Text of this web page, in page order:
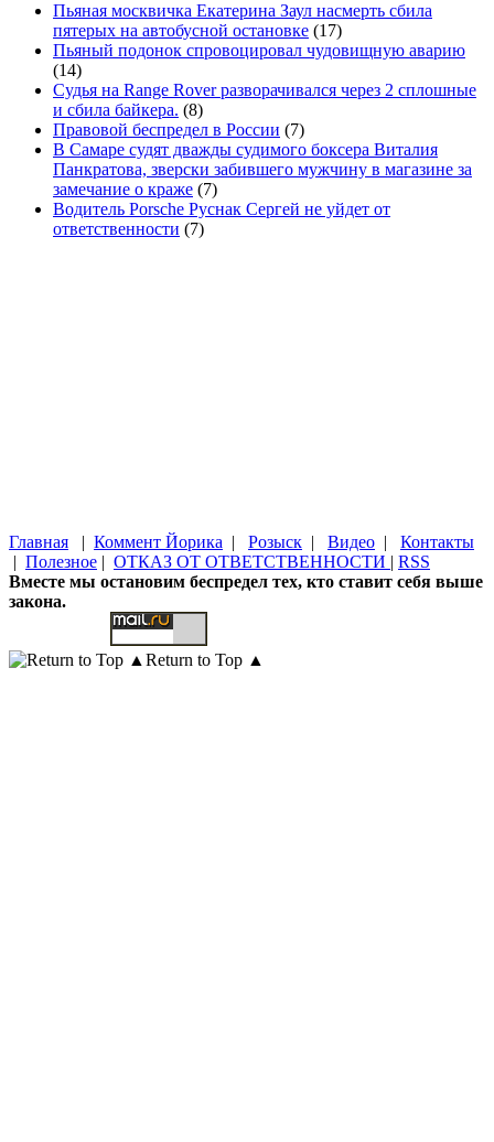
Пьяная москвичка Екатерина Заул насмерть сбила
пятерых на автобусной остановке (17)
Пьяный подонок спровоцировал чудовищную аварию
(14)
Судья на Range Rover разворачивался через 2 сплошные
и сбила байкера. (8)
Правовой беспредел в России (7)
В Самаре судят дважды судимого боксера Виталия
Панкратова, зверски забившего мужчину в магазине за
замечание о краже (7)
Водитель Porsche Руснак Сергей не уйдет от
ответственности (7)
Главная | Коммент Йорика | Розыск | Видео | Контакты
| Полезное | ОТКАЗ ОТ ОТВЕТСТВЕННОСТИ | RSS
Вместе мы остановим беспредел тех, кто ставит себя выше
закона.
Return to Top ▲